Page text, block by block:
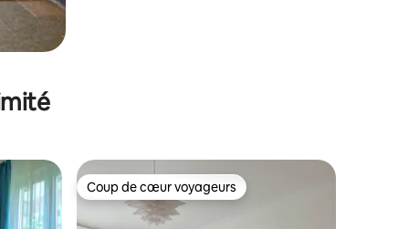
appréciés Coup de cœur voyageurs
Coup de cœur voyageurs